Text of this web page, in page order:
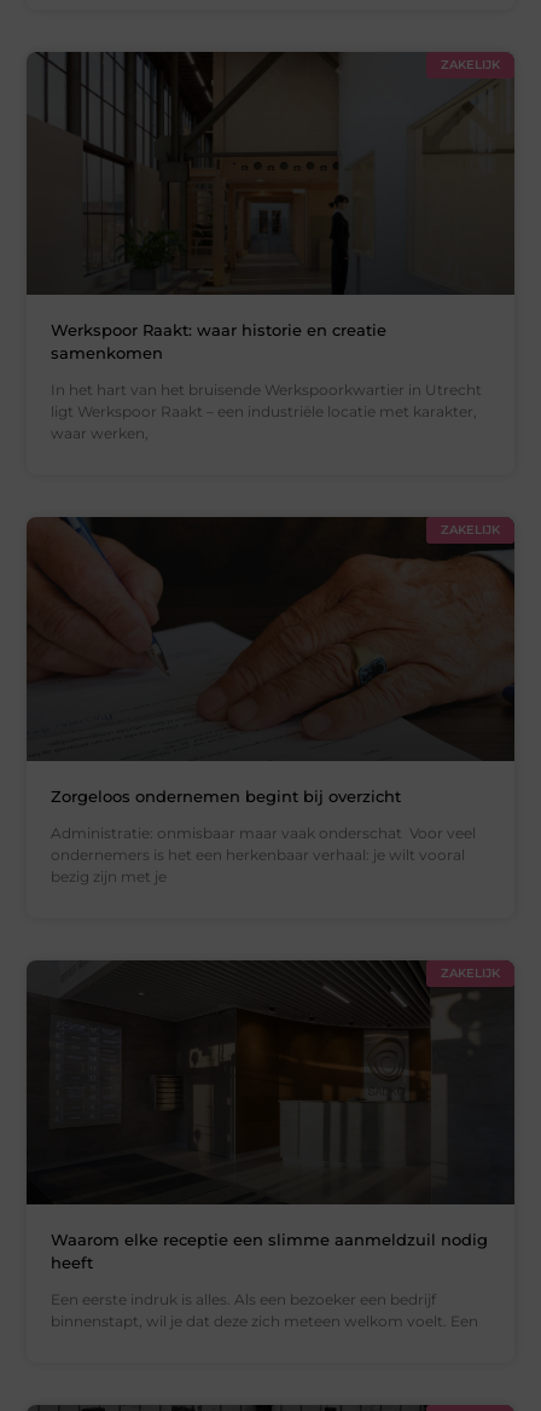
ZAKELIJK
Werkspoor Raakt: waar historie en creatie
samenkomen
In het hart van het bruisende Werkspoorkwartier in Utrecht
ligt Werkspoor Raakt – een industriële locatie met karakter,
waar werken,
ZAKELIJK
Zorgeloos ondernemen begint bij overzicht
Administratie: onmisbaar maar vaak onderschat Voor veel
ondernemers is het een herkenbaar verhaal: je wilt vooral
bezig zijn met je
ZAKELIJK
Waarom elke receptie een slimme aanmeldzuil nodig
heeft
Een eerste indruk is alles. Als een bezoeker een bedrijf
binnenstapt, wil je dat deze zich meteen welkom voelt. Een